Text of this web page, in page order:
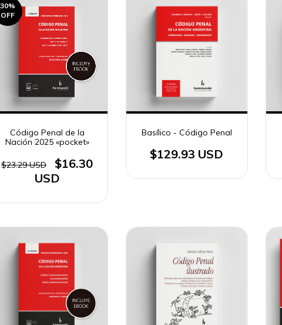
30%
OFF
Código Penal de la
Nación 2025 «pocket»
$23.29 USD
$16.30
USD
Basílico - Código Penal
$129.93 USD